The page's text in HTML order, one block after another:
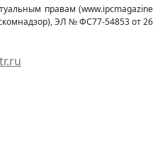
правам
ЭЛ № ФС77-54853 от